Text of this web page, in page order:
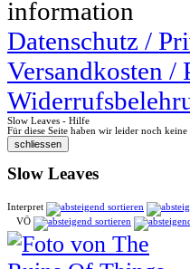
information
Datenschutz /
Versandkosten /
Slow Leaves - Hilfe
Für diese Seite haben wir leider noch
Slow Leaves
Interpret
VÖ